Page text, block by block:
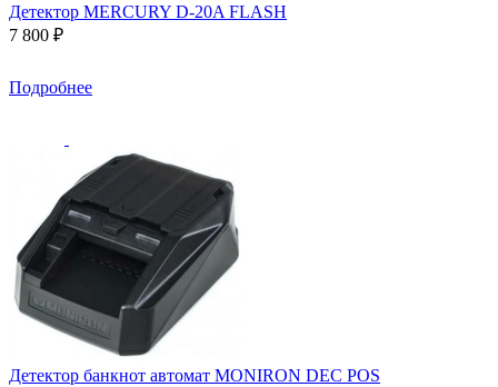
Детектор MERCURY D-20A FLASH
7 800 ₽
Подробнее
Детектор банкнот автомат MONIRON DEC POS